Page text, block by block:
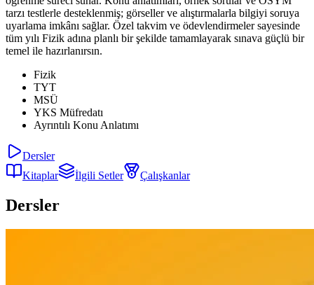
tarzı testlerle desteklenmiş; görseller ve alıştırmalarla bilgiyi soruya
uyarlama imkânı sağlar. Özel takvim ve ödevlendirmeler sayesinde
tüm yılı Fizik adına planlı bir şekilde tamamlayarak sınava güçlü bir
temel ile hazırlanırsın.
Fizik
TYT
MSÜ
YKS Müfredatı
Ayrıntılı Konu Anlatımı
Dersler
Kitaplar
İlgili Setler Çalışkanlar
Dersler